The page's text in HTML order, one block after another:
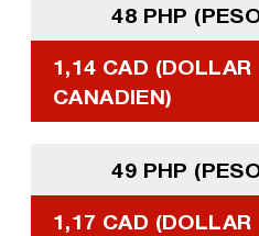
48 PHP
1,14 CAD (DOLLAR
CANADIEN)
49 PHP
1,17 CAD (DOLLAR